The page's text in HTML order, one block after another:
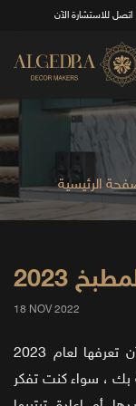
اتصل للاستشارة الآن
الرئيسية
2023
18 NOV 2022
يمكن أن تكون اتجاهات المطبخ التي يجب أن تعرفها لعام 2023
بك ، سواء كنت تفكر